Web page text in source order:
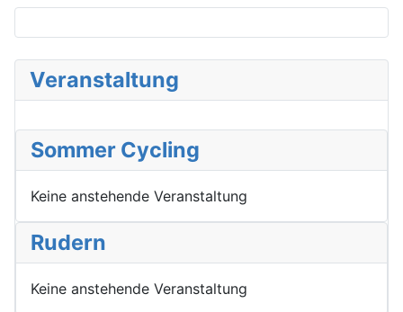
Veranstaltung
Sommer Cycling
Keine anstehende Veranstaltung
Rudern
Keine anstehende Veranstaltung